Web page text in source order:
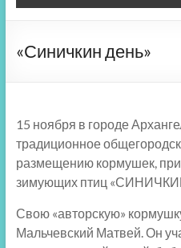
«Синичкин день»
15 ноября в городе
традиционное
размещению кормушек,
зимующих птиц
Свою «авторскую»
Мальчевский Матвей. Он